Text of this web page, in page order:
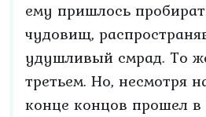
ему пришлось
чудовищ,
удушливый смрад. То
третьем. Но, несмотря
конце концов прошел в